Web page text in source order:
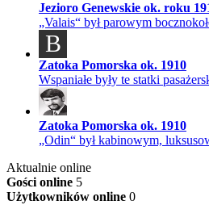
Jezioro Genewskie ok. roku
„Valais“ był parowym
B
Zatoka Pomorska ok. 1910
Wspaniałe były te statki
Zatoka Pomorska ok. 1910
„Odin“ był kabinowym,
Aktualnie online
Gości online 5
Użytkowników online 0